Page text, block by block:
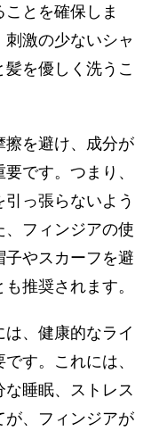
とを確保しま
激の少ないシャ
を優しく洗うこ
擦を避け、成分が
です。つまり、
っ張らないよう
フィンジアの使
やスカーフを避
推奨されます。
、健康的なライ
す。これには、
睡眠、ストレス
、フィンジアが